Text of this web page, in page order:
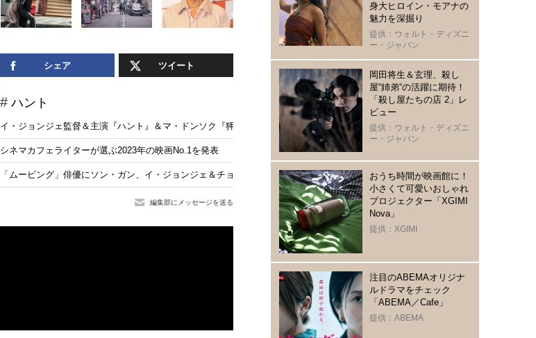
シェア ツイート
ハント
イ・ジョンジェ監督＆主演『ハント』＆マ・ドンソク『狎鴎亭スターダム』ほか特集放送
シネマカフェライターが選ぶ2023年の映画No.1を発表
「ムービング」俳優にソン・ガン、イ・ジョンジェ＆チョン・ウソンまで…2023年活躍の韓国俳優ふり返り
編集部にメッセージを送る
身大ヒロイン・モアナの
魅力を深掘り
提供：ウォルト・ディズニ
ー・ジャパン
岡田将生＆玄理、殺し
屋“姉弟“の活躍に期待！
「殺し屋たちの店 2」レ
ビュー
提供：ウォルト・ディズニ
ー・ジャパン
おうち時間が映画館に！
小さくて可愛いおしゃれ
プロジェクター「XGIMI
Nova」
提供：XGIMI
注目のABEMAオリジナ
ルドラマをチェック
「ABEMA／Cafe」
提供：ABEMA